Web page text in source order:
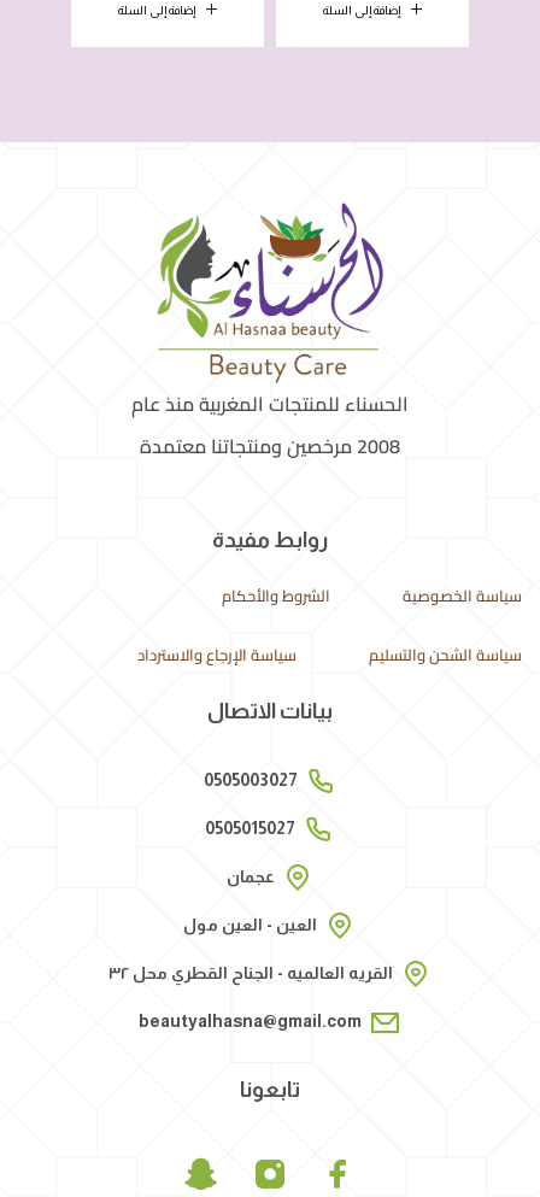
إضافة إلى السلة إضافة إلى السلة
الحسناء للمنتجات المغربية منذ عام
2008 مرخصين ومنتجاتنا معتمدة
روابط مفيدة
سياسة الخصوصية الشروط والأحكام
سياسة الشحن والتسليم سياسة الإرجاع والاسترداد
بيانات الاتصال
0505003027
0505015027
عجمان
العين - العين مول
القريه العالميه - الجناح القطري محل ٣٢
beautyalhasna@gmail.com
تابعونا